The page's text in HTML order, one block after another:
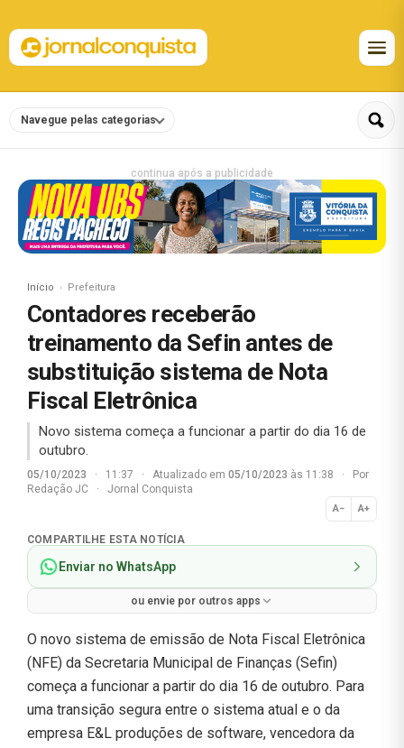
Navegue pelas categorias
continua após a publicidade
Início Prefeitura
Contadores receberão
treinamento da Sefin antes de
substituição sistema de Nota
Fiscal Eletrônica
Novo sistema começa a funcionar a partir do dia 16 de
outubro.
05/10/2023 · 11:37 · Atualizado em 05/10/2023 às 11:38 ·
Por
Redação JC
· Jornal Conquista
A− A+
Normal
COMPARTILHE ESTA NOTÍCIA
Enviar no WhatsApp
ou envie por outros apps
O novo sistema de emissão de Nota Fiscal Eletrônica
(NFE) da Secretaria Municipal de Finanças (Sefin)
começa a funcionar a partir do dia 16 de outubro. Para
uma transição segura entre o sistema atual e o da
empresa E&L produções de software, vencedora da